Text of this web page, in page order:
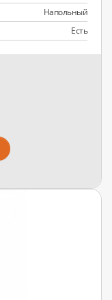
Напольный
Есть